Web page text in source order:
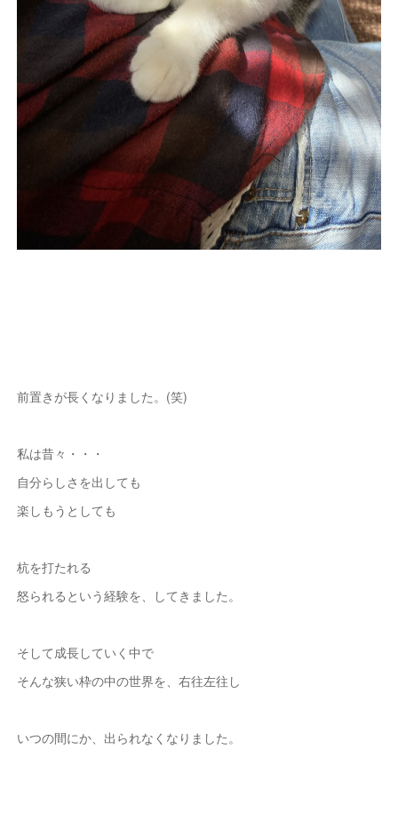
前置きが長くなりました。(笑)
私は昔々・・・
自分らしさを出しても
楽しもうとしても
杭を打たれる
怒られるという経験を、してきました。
そして成長していく中で
そんな狭い枠の中の世界を、右往左往し
いつの間にか、出られなくなりました。